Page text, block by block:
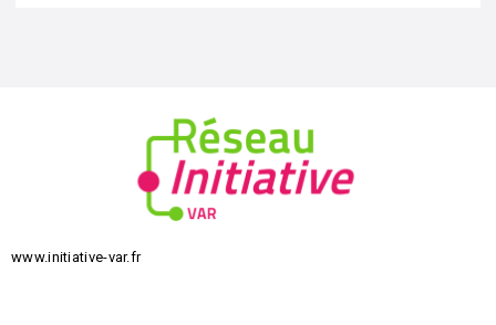
www.initiative-var.fr